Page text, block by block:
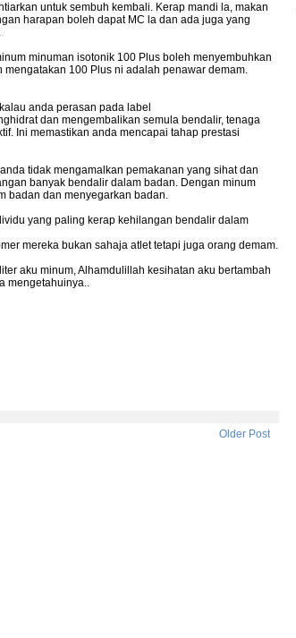
untuk sembuh kembali. Kerap mandi la, makan
harapan boleh dapat MC la dan ada juga yang
minuman isotonik 100 Plus boleh menyembuhkan
100 Plus ni adalah penawar demam.
anda perasan pada label
dan mengembalikan semula bendalir, tenaga
Ini memastikan anda mencapai tahap prestasi
tidak mengamalkan pemakanan yang sihat dan
banyak bendalir dalam badan. Dengan minum
badan dan menyegarkan badan.
yang paling kerap kehilangan bendalir dalam
mereka bukan sahaja atlet tetapi juga orang demam.
aku minum, Alhamdulillah kesihatan aku bertambah
mengetahuinya..
Older Post